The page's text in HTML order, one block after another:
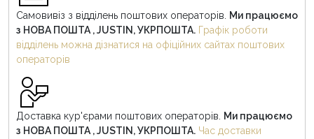
Самовивіз з відділень поштових операторів. Ми працюємо
з НОВА ПОШТА , JUSTIN, УКРПОШТА. Графік роботи
відділень можна дізнатися на офіційних сайтах поштових
операторів
Доставка кур'єрами поштових операторів. Ми працюємо
з НОВА ПОШТА , JUSTIN, УКРПОШТА. Час доставки